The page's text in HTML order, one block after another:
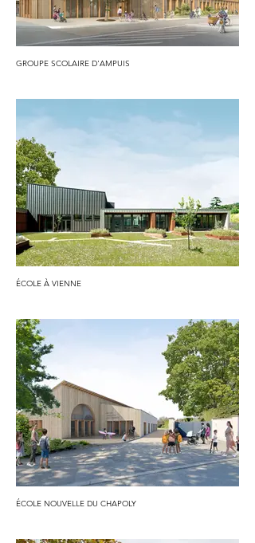
GROUPE SCOLAIRE D'AMPUIS
ÉCOLE À VIENNE
ÉCOLE NOUVELLE DU CHAPOLY